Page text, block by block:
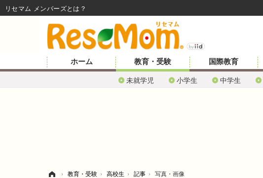
ホーム 教育・受験
未就学児 小学生 中学生
国際教育
› 教育・受験 › 高校生 › 記事 › 写真・画像
リセマム メンバーズ